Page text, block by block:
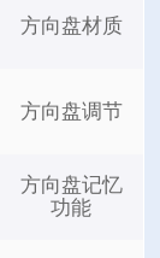
方向盘材质
方向盘调节
方向盘记忆
功能